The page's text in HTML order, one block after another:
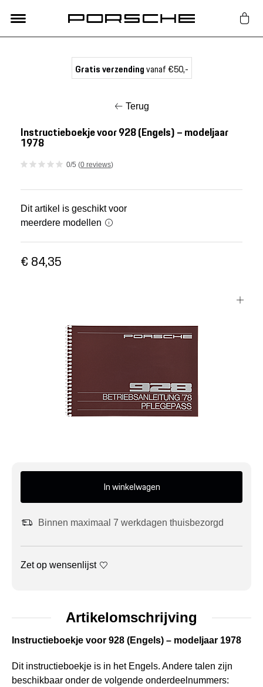
Nieuw
Mijn account
Meer Porsche
Porsche informatie
Gratis verzendingvanaf €50,-
Terug
Instructieboekje voor 928 (Engels) – modeljaar
1978
0/5 (0 reviews)
Dit artikel is geschikt voor
meerdere modellen
€ 84,35
In winkelwagen
Binnen maximaal 7 werkdagen thuisbezorgd
Zet op wensenlijst
Artikelomschrijving
Instructieboekje voor 928 (Engels) – modeljaar 1978
Dit instructieboekje is in het Engels. Andere talen zijn
beschikbaar onder de volgende onderdeelnummers: